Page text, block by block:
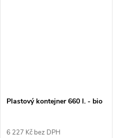
Plastový kontejner 660 l. - bio
6 227 Kč bez DPH